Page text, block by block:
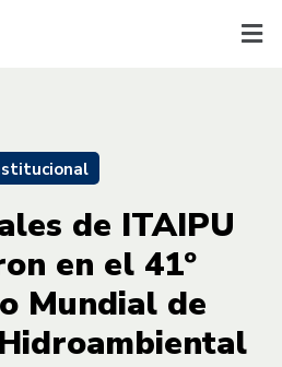
de ITAIPU
en el 41º
Mundial de